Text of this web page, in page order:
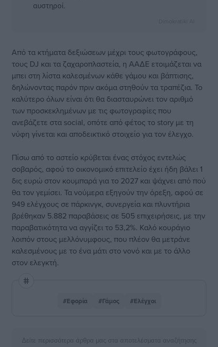
αυστηροί.
Από τα κτήματα δεξιώσεων μέχρι τους φωτογράφους,
τους DJ και τα ζαχαροπλαστεία, η ΑΑΔΕ ετοιμάζεται να
μπει στη λίστα καλεσμένων κάθε γάμου και βάπτισης,
δηλώνοντας παρόν πριν ακόμα στηθούν τα τραπέζια. Το
καλύτερο όλων είναι ότι θα διασταυρώνει τον αριθμό
των προσκεκλημένων με τις φωτογραφίες που
ανεβάζετε στα social, οπότε από φέτος το story με τη
νύφη γίνεται και αποδεικτικό στοιχείο για τον έλεγχο.
Πίσω από το αστείο κρύβεται ένας στόχος εντελώς
σοβαρός, αφού το οικονομικό επιτελείο έχει ήδη βάλει 1
δις ευρώ στον κουμπαρά για το 2027 και ψάχνει από πού
θα τον γεμίσει. Τα νούμερα εξηγούν την όρεξη, αφού σε
949 ελέγχους σε πάρκινγκ, συνεργεία και πλυντήρια
βρέθηκαν 5.882 παραβάσεις σε 505 επιχειρήσεις, με την
παραβατικότητα να αγγίζει το 53,2%. Καλό κουράγιο
λοιπόν στους μελλόνυμφους, που πλέον θα μετράνε
καλεσμένους με το ένα μάτι στο νονό και με το άλλο
στον ελεγκτή.
#Εφορία #Γάμος #Ελέγχοι
Δείτε περισσότερα άρθρα μας στα αποτελέσματα αναζήτησης